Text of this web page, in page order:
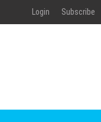
Login Subscribe